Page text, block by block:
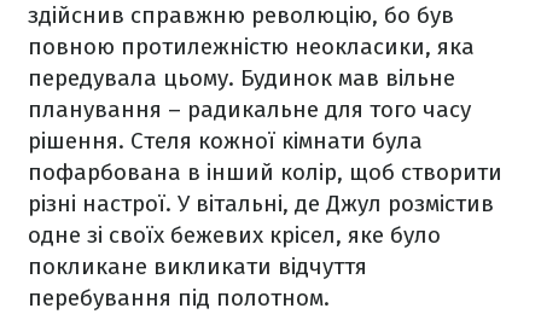
здійснив справжню революцію, бо був
повною протилежністю неокласики, яка
передувала цьому. Будинок мав вільне
планування – радикальне для того часу
рішення. Стеля кожної кімнати була
пофарбована в інший колір, щоб створити
різні настрої. У вітальні, де Джул розмістив
одне зі своїх бежевих крісел, яке було
покликане викликати відчуття
перебування під полотном.